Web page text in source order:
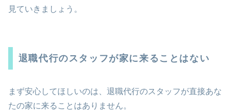
見ていきましょう。
退職代行のスタッフが家に来ることはない
まず安心してほしいのは、退職代行のスタッフが直接あな
たの家に来ることはありません。